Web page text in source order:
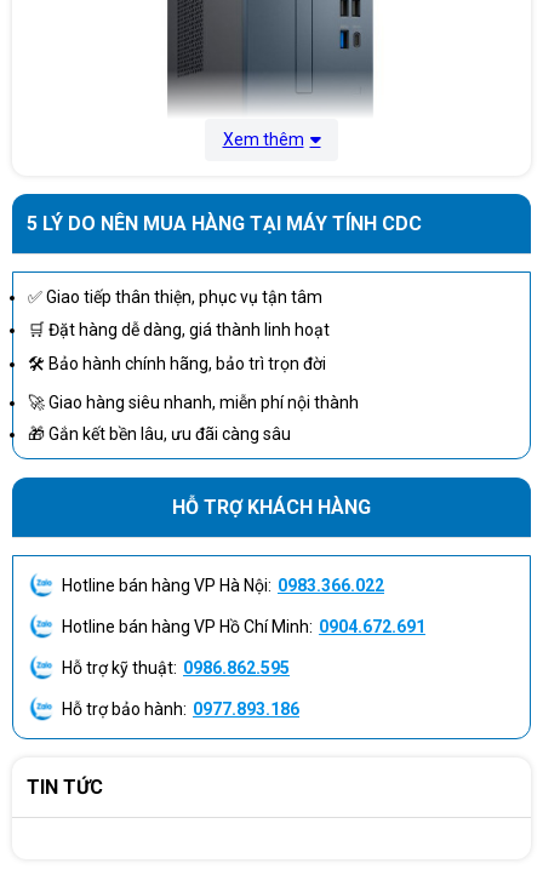
Width 154 mm (6.06 in.)
Depth 292 mm (11.50 in.)
7.30 kg
24 Tháng
Xuất xứ Malaysia
Sản phẩm đi kèm RAM 8GB DDR4, đủ để chạy mượt các ứng
dụng phổ biến như Microsoft Office, trình duyệt Chrome với
nhiều tab, phần mềm kế toán hay học tập online. Ngoài ra, bạn có
thể dễ dàng nâng cấp RAM để đáp ứng nhu cầu cao hơn trong
Ổ cứng SSD 512GB – Khởi động nhanh, truy xuất cực lẹ
Ổ cứng SSD dung lượng 512GB mang lại tốc độ khởi động hệ điều
hành và ứng dụng cực kỳ nhanh chóng. Dung lượng này cũng đủ
để lưu trữ tài liệu công việc, hình ảnh, video cá nhân và cài đặt
Xem thêm
5 LÝ DO NÊN MUA HÀNG TẠI MÁY TÍNH CDC
✅ Giao tiếp thân thiện, phục vụ tận tâm
🛒 Đặt hàng dễ dàng, giá thành linh hoạt
🛠 Bảo hành chính hãng, bảo trì trọn đời
🚀 Giao hàng siêu nhanh, miễn phí nội thành
🎁 Gắn kết bền lâu, ưu đãi càng sâu
HỖ TRỢ KHÁCH HÀNG
Hotline bán hàng VP Hà Nội: 0983.366.022
Hotline bán hàng VP Hồ Chí Minh: 0904.672.691
Hỗ trợ kỹ thuật: 0986.862.595
Hỗ trợ bảo hành: 0977.893.186
TIN TỨC